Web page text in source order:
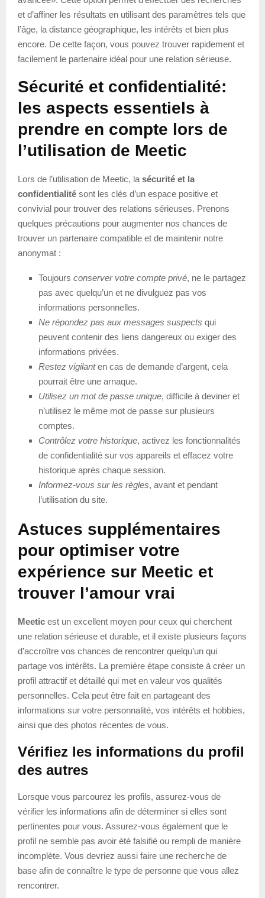
et d’affiner les résultats en utilisant des paramètres tels que
l’âge, la distance géographique, les intérêts et bien plus
encore. De cette façon, vous pouvez trouver rapidement et
facilement le partenaire idéal pour une relation sérieuse.
Sécurité et confidentialité:
les aspects essentiels à
prendre en compte lors de
l’utilisation de Meetic
Lors de l’utilisation de Meetic, la sécurité et la
confidentialité sont les clés d’un espace positive et
convivial pour trouver des relations sérieuses. Prenons
quelques précautions pour augmenter nos chances de
trouver un partenaire compatible et de maintenir notre
anonymat :
Toujours conserver votre compte privé, ne le partagez
pas avec quelqu’un et ne divulguez pas vos
informations personnelles.
Ne répondez pas aux messages suspects qui
peuvent contenir des liens dangereux ou exiger des
informations privées.
Restez vigilanten cas de demande d’argent, cela
pourrait être une arnaque.
Utilisez un mot de passe unique, difficile à deviner et
n’utilisez le même mot de passe sur plusieurs
comptes.
Contrôlez votre historique, activez les fonctionnalités
de confidentialité sur vos appareils et effacez votre
historique après chaque session.
Informez-vous sur les règles, avant et pendant
l’utilisation du site.
Astuces supplémentaires
pour optimiser votre
expérience sur Meetic et
trouver l’amour vrai
Meetic est un excellent moyen pour ceux qui cherchent
une relation sérieuse et durable, et il existe plusieurs façons
d’accroître vos chances de rencontrer quelqu’un qui
partage vos intérêts. La première étape consiste à créer un
profil attractif et détaillé qui met en valeur vos qualités
personnelles. Cela peut être fait en partageant des
informations sur votre personnalité, vos intérêts et hobbies,
ainsi que des photos récentes de vous.
Vérifiez les informations du profil
des autres
Lorsque vous parcourez les profils, assurez-vous de
vérifier les informations afin de déterminer si elles sont
pertinentes pour vous. Assurez-vous également que le
profil ne semble pas avoir été falsifié ou rempli de manière
incomplète. Vous devriez aussi faire une recherche de
base afin de connaître le type de personne que vous allez
rencontrer.